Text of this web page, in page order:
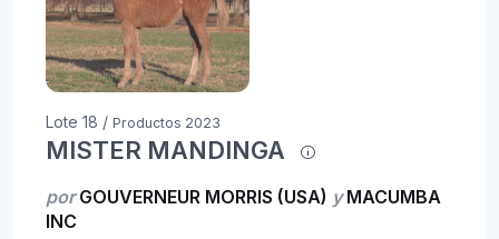
Lote 18 / Productos 2023
MISTER MANDINGA
porGOUVERNEUR MORRIS (USA) yMACUMBA
INC